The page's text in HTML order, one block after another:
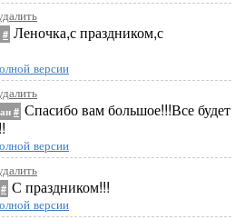
# Леночка,с праздником,с
версии
# Спасибо вам большое!!!Все будет
версии
# С праздником!!!
версии